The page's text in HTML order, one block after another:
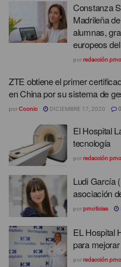
Constanza
Madrileña
alumnas,
europeos
porredacción
ZTE obtiene el primer
en China por su sistema de
porCoonic DICIEMBRE 17, 2020 0
El Hospital
tecnología
porredacción
Ludi García
asociación
porprnoticias
EL Hospital
para
porredacción